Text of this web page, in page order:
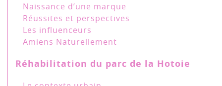
Naissance d’une marque
Réussites et perspectives
Les influenceurs
Amiens Naturellement
Réhabilitation du parc de la Hotoie